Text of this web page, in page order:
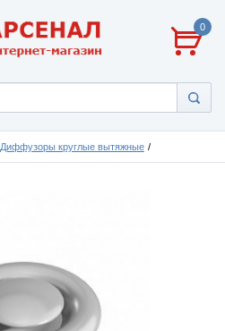
0
Диффузоры круглые вытяжные